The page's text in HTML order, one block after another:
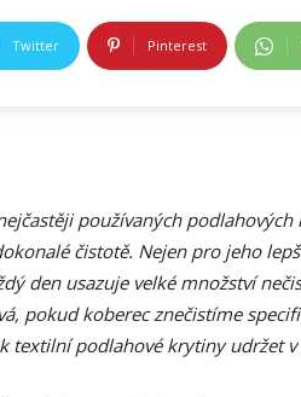
Twitter Pinterest
používaných
čistotě. Nejen pro jeho
den usazuje velké množství
pokud koberec znečistíme
textilní podlahové krytiny udržet